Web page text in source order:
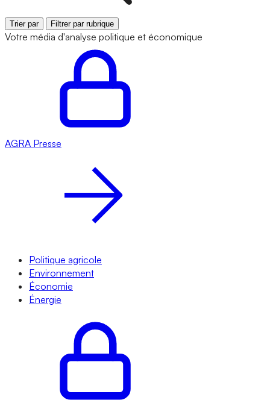
Trier par Filtrer par rubrique
Votre média d'analyse politique et économique
AGRA Presse
Politique agricole
Environnement
Économie
Énergie